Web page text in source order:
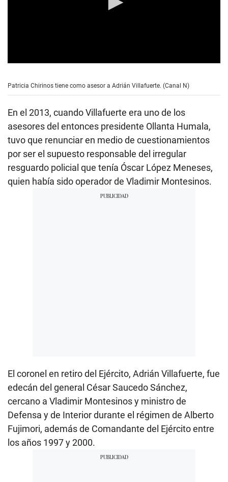
e
n
d
s
o
f
m
i
n
u
Patricia Chirinos tiene como asesor a Adrián Villafuerte. (Canal N)
En el 2013, cuando Villafuerte era uno de los
asesores del entonces presidente Ollanta Humala,
tuvo que renunciar en medio de cuestionamientos
por ser el supuesto responsable del irregular
resguardo policial que tenía Óscar López Meneses,
quien había sido operador de Vladimir Montesinos.
El coronel en retiro del Ejército, Adrián Villafuerte, fue
edecán del general César Saucedo Sánchez,
cercano a Vladimir Montesinos y ministro de
Defensa y de Interior durante el régimen de Alberto
Fujimori, además de Comandante del Ejército entre
los años 1997 y 2000.